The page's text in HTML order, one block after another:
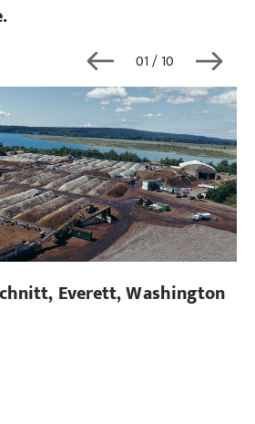
01/ 10
Everett, Washington